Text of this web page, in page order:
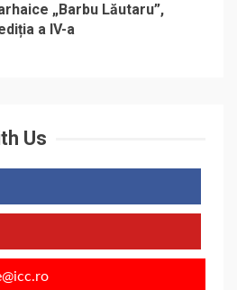
„Barbu Lăutaru”,
a IV-a
Us